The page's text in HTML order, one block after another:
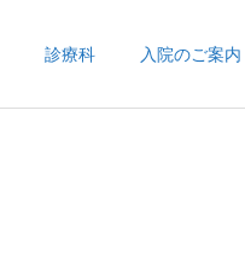
診療科 入院のご案内